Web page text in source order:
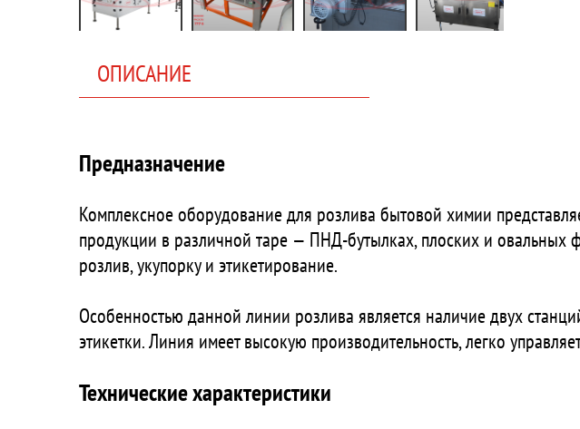
ОПИСАНИЕ
Предназначение
Комплексное оборудование для розлива бытовой химии
продукции в различной таре — ПНД-бутылках, плоских и овальных
розлив, укупорку и этикетирование.
Особенностью данной линии розлива является наличие двух
этикетки. Линия имеет высокую производительность, легко
Технические характеристики